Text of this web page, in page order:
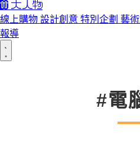
線上購物 設計創意 特別企劃 藝
報導
#電